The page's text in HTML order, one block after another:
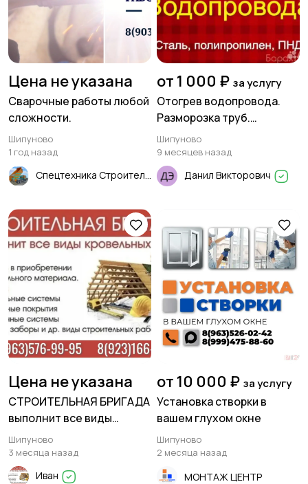
Цена не указана
Сварочные работы любой
сложности.
Шипуново
1 год назад
Спецтехника Строительные Работы
от 1 000 ₽ за услугу
Отогрев водопровода.
Разморозка труб.
Прочистка канализации
Шипуново
9 месяцев назад
Данил Викторович
Цена не указана
СТРОИТЕЛЬНАЯ БРИГАДА
выполнит все виды
кровельных работ
Шипуново
3 месяца назад
Иван
от 10 000 ₽ за услугу
Установка створки в
вашем глухом окне
Шипуново
2 месяца назад
МОНТАЖ ЦЕНТР